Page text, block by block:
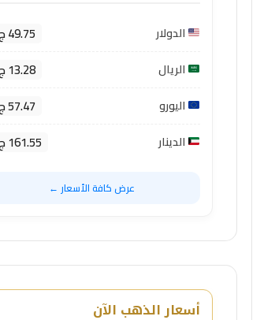
الدولار 49.75 ج.م
الريال 13.28 ج.م
اليورو 57.47 ج.م
الدينار 161.55 ج.م
عرض كافة الأسعار ←
أسعار الذهب الآن